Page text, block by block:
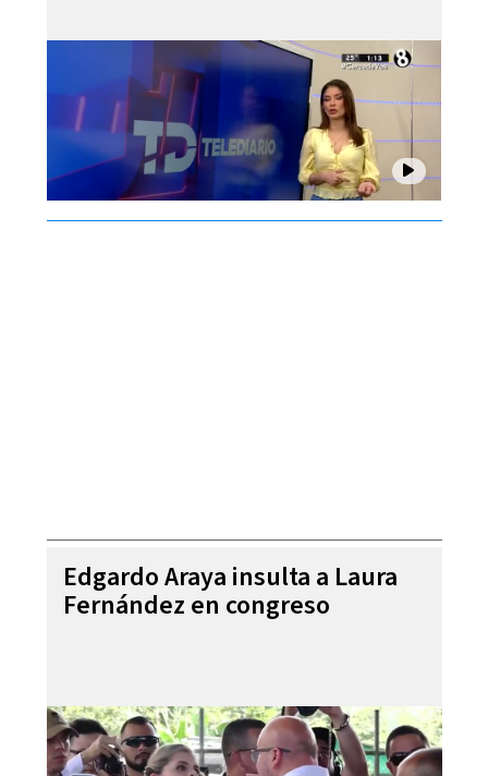
Edgardo Araya insulta a Laura
Fernández en congreso